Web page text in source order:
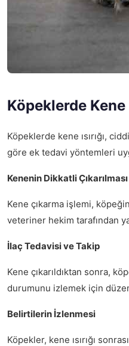
Köpeklerde Kene
Köpeklerde kene ısırığı,
göre ek tedavi yöntemleri
Kenenin Dikkatli Çıkarılması
Kene çıkarma işlemi,
veteriner hekim tarafından
İlaç Tedavisi ve Takip
Kene çıkarıldıktan sonra,
durumunu izlemek için
Belirtilerin İzlenmesi
Köpekler, kene ısırığı